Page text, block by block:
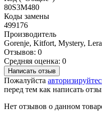
80S3M480
Коды замены
499176
Производитель
Gorenje, Kitfort, Mystery,
Отзывов: 0
Средняя оценка: 0
Написать отзыв
Пожалуйста
перед тем как написать
Нет отзывов о данном